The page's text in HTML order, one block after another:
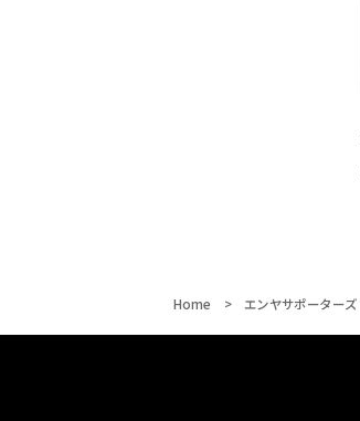
Home エンヤサポーターズ